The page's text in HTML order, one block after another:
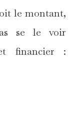
le montant,
se le voir
financier :